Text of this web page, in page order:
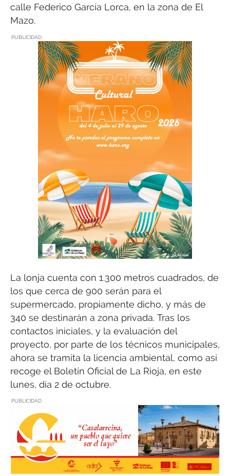
calle Federico García Lorca, en la zona de El
Mazo.
PUBLICIDAD
La lonja cuenta con 1.300 metros cuadrados, de
los que cerca de 900 serán para el
supermercado, propiamente dicho, y más de
340 se destinarán a zona privada. Tras los
contactos iniciales, y la evaluación del
proyecto, por parte de los técnicos municipales,
ahora se tramita la licencia ambiental, como así
recoge el Boletín Oficial de La Rioja, en este
lunes, día 2 de octubre.
PUBLICIDAD